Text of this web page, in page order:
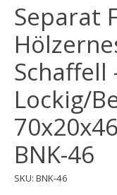
Separat
Schaffell
Lockig/
BNK-46
SKU: BNK-46